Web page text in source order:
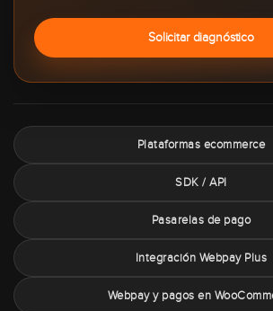
Solicitar diagnóstico
Plataformas ecommerce
SDK / API
Pasarelas de pago
Integración Webpay Plus
Webpay y pagos en